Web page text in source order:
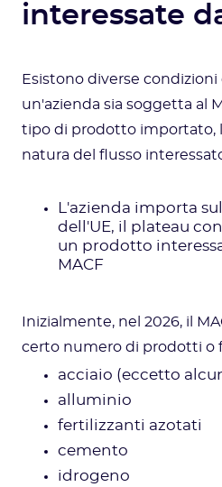
interessate
Esistono diverse
un'azienda sia soggetta al
tipo di prodotto importato,
natura del flusso
L'azienda importa
dell'UE, il plateau
un prodotto
MACF
Inizialmente, nel 2026, il
certo numero di prodotti o
acciaio (eccetto
alluminio
fertilizzanti azotati
cemento
idrogeno